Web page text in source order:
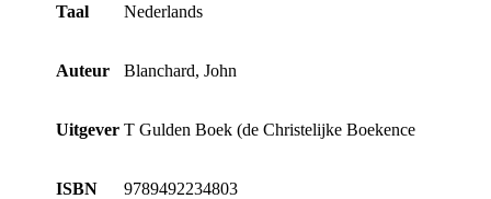
Taal Nederlands
Auteur Blanchard, John
Uitgever T Gulden Boek (de Christelijke Boekence
ISBN 9789492234803